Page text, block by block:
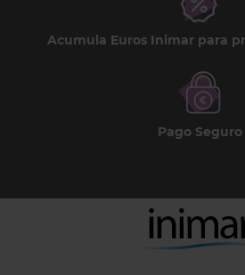
Acumula Euros Inimar para
Pago Seguro